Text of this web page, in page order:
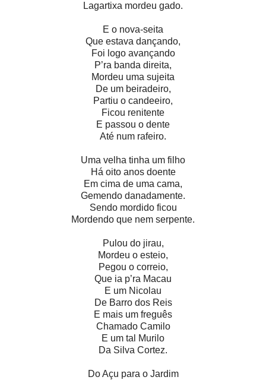
Lagartixa mordeu gado.
E o nova-seita
Que estava dançando,
Foi logo avançando
P’ra banda direita,
Mordeu uma sujeita
De um beiradeiro,
Partiu o candeeiro,
Ficou renitente
E passou o dente
Até num rafeiro.
Uma velha tinha um filho
Há oito anos doente
Em cima de uma cama,
Gemendo danadamente.
Sendo mordido ficou
Mordendo que nem serpente.
Pulou do jirau,
Mordeu o esteio,
Pegou o correio,
Que ia p’ra Macau
E um Nicolau
De Barro dos Reis
E mais um freguês
Chamado Camilo
E um tal Murilo
Da Silva Cortez.
Do Açu para o Jardim